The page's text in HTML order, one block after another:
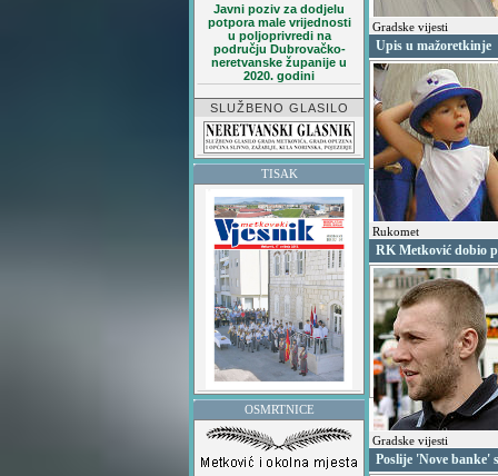
Javni poziv za dodjelu
potpora male vrijednosti
u poljoprivredi na
području Dubrovačko-
neretvanske županije u
2020. godini
SLUŽBENO GLASILO
TISAK
OSMRTNICE
Gradske vijesti
Upis u mažoretkinje
Rukomet
RK Metković dobio
Gradske vijesti
Poslije 'Nove banke'